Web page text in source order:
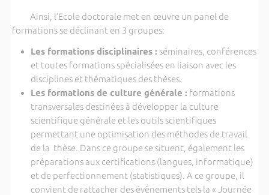
Ainsi, l’Ecole doctorale met en œuvre un panel de
formations se déclinant en 3 groupes:
Les formations disciplinaires : séminaires, conférences
et toutes formations spécialisées en liaison avec les
disciplines et thématiques des thèses.
Les formations de culture générale : formations
transversales destinées à développer la culture
scientifique générale et les outils scientifiques
permettant une optimisation des méthodes de travail
de la thèse. Dans ce groupe se situent, également les
préparations aux certifications (langues, informatique)
et de perfectionnement (statistiques). A ce groupe, il
convient de rattacher des évènements tels la « Journée